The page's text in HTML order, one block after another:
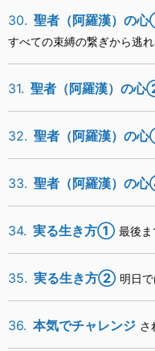
30. 聖者（阿羅漢）の
すべての束縛の繋ぎから逃
31. 聖者（阿羅漢）の
32. 聖者（阿羅漢）の
33. 聖者（阿羅漢）の
34. 実る生き方① 最後
35. 実る生き方② 明日
36. 本気でチャレンジ さ